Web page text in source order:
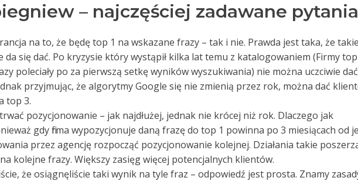
– najczęściej zadawane
na to, że będę top 1 na wskazane frazy – tak i nie. Prawda jest taka, że
da się dać. Po kryzysie który wystąpił kilka lat temu z katalogowaniem (Firmy top
poleciały po za pierwszą setkę wyników wyszukiwania) nie można uczciwie dać
przyjmując, że algorytmy Google się nie zmienią przez rok, można dać
top 3.
pozycjonowanie – jak najdłużej, jednak nie krócej niż rok. Dlaczego jak
gdy firma wypozycjonuje daną frazę do top 1 powinna po 3 miesiącach od
przez agencję rozpocząć pozycjonowanie kolejnej. Działania takie
kolejne frazy. Większy zasięg więcej potencjalnych klientów.
że osiągnęliście taki wynik na tyle fraz – odpowiedź jest prosta. Znamy